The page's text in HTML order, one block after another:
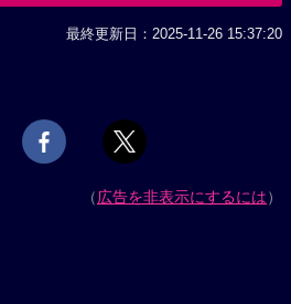
最終更新日：2025-11-26 15:37:20
（広告を非表示にするには）